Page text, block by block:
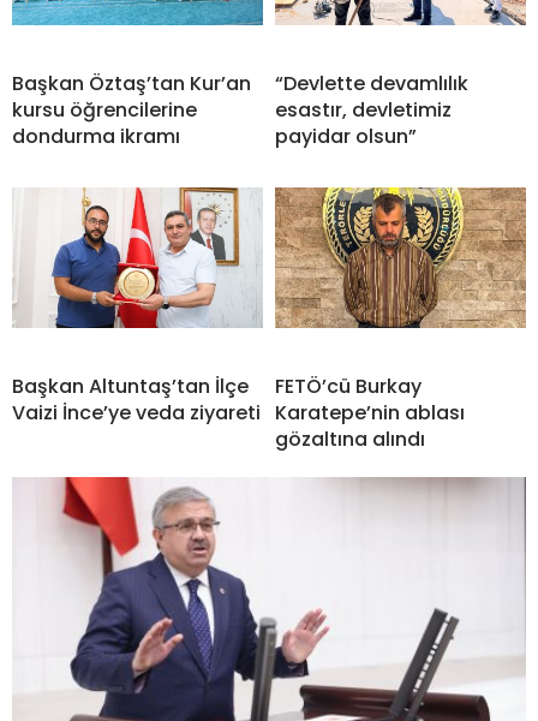
Başkan Öztaş’tan Kur’an
kursu öğrencilerine
dondurma ikramı
“Devlette devamlılık
esastır, devletimiz
payidar olsun”
Başkan Altuntaş’tan İlçe
Vaizi İnce’ye veda ziyareti
FETÖ’cü Burkay
Karatepe’nin ablası
gözaltına alındı